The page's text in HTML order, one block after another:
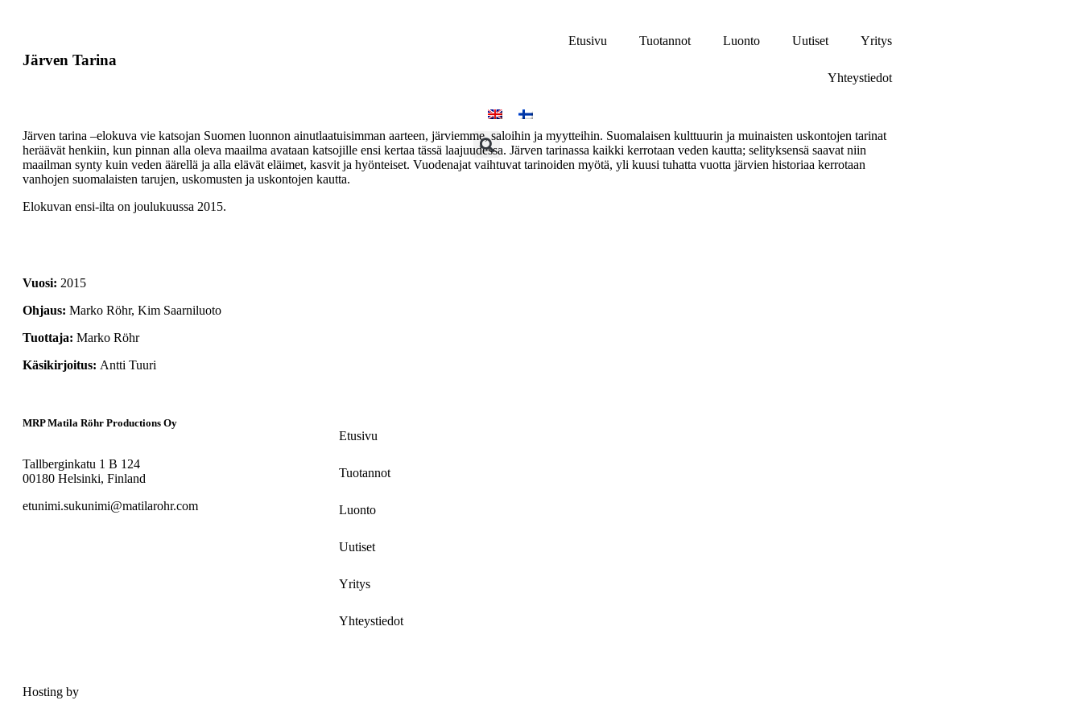
Etusivu Tuotannot Luonto Uutiset Yritys
Yhteystiedot
Järven Tarina
Järven tarina –elokuva vie katsojan Suomen luonnon ainutlaatuisimman aarteen, järviemme, saloihin ja myytteihin. Suomalaisen kulttuurin ja muinaisten uskontojen tarinat
heräävät henkiin, kun pinnan alla oleva maailma avataan katsojille ensi kertaa tässä laajuudessa. Järven tarinassa kaikki kerrotaan veden kautta; selityksensä saavat niin
maailman synty kuin veden äärellä ja alla elävät eläimet, kasvit ja hyönteiset. Vuodenajat vaihtuvat tarinoiden myötä, yli kuusi tuhatta vuotta järvien historiaa kerrotaan
vanhojen suomalaisten tarujen, uskomusten ja uskontojen kautta.
Elokuvan ensi-ilta on joulukuussa 2015.
2015
Marko Röhr, Kim Saarniluoto
Marko Röhr
Antti Tuuri
MRP Matila Röhr Productions Oy
Tallberginkatu 1 B 124
00180 Helsinki, Finland
etunimi.sukunimi@matilarohr.com
Etusivu
Tuotannot
Luonto
Uutiset
Yritys
Yhteystiedot
Hosting by